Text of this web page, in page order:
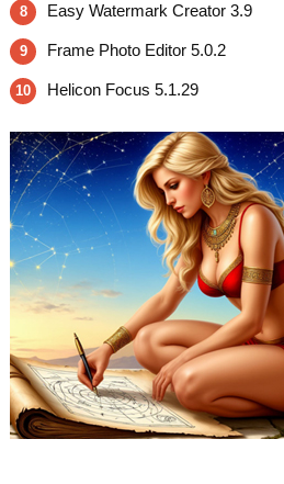
8 Easy Watermark Creator 3.9
9 Frame Photo Editor 5.0.2
10 Helicon Focus 5.1.29